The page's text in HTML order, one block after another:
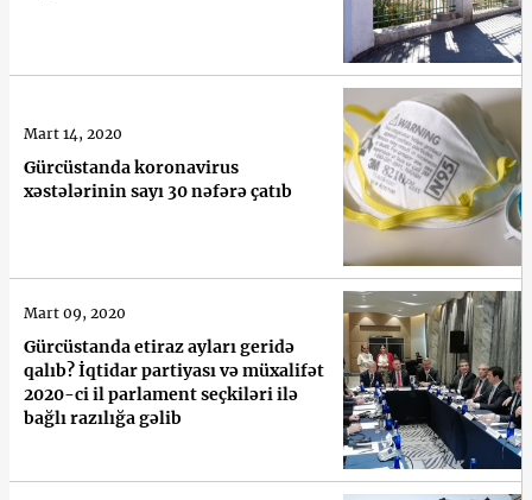
Gürcüstanda koronavirus
xəstələrinin sayı 30 nəfərə çatıb
Mart 14, 2020
Gürcüstanda etiraz ayları geridə
qalıb? İqtidar partiyası və müxalifət
2020-ci il parlament seçkiləri ilə
bağlı razılığa gəlib
Mart 09, 2020